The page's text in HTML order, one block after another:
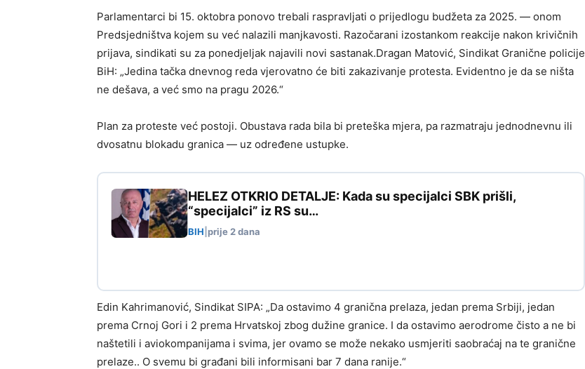
Parlamentarci bi 15. oktobra ponovo trebali raspravljati o prijedlogu budžeta za 2025. — onom
Predsjedništva kojem su već nalazili manjkavosti. Razočarani izostankom reakcije nakon krivičnih
prijava, sindikati su za ponedjeljak najavili novi sastanak.Dragan Matović, Sindikat Granične policije
BiH: „Jedina tačka dnevnog reda vjerovatno će biti zakazivanje protesta. Evidentno je da se ništa
ne dešava, a već smo na pragu 2026.“
Plan za proteste već postoji. Obustava rada bila bi preteška mjera, pa razmatraju jednodnevnu ili
dvosatnu blokadu granica — uz određene ustupke.
HELEZ OTKRIO DETALJE: Kada su specijalci SBK prišli,
“specijalci” iz RS su…
BIH prije 2 dana
Edin Kahrimanović, Sindikat SIPA: „Da ostavimo 4 granična prelaza, jedan prema Srbiji, jedan
prema Crnoj Gori i 2 prema Hrvatskoj zbog dužine granice. I da ostavimo aerodrome čisto a ne bi
naštetili i aviokompanijama i svima, jer ovamo se može nekako usmjeriti saobraćaj na te granične
prelaze.. O svemu bi građani bili informisani bar 7 dana ranije.“